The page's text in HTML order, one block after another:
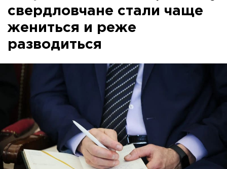
свердловчане стали чаще
жениться и реже
разводиться